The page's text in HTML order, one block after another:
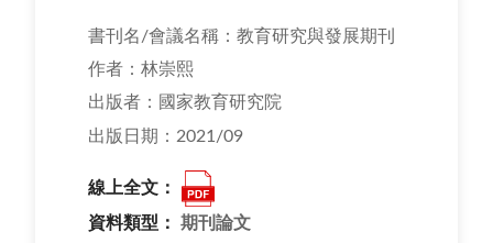
書刊名/會議名稱：教育研究與發展期刊
作者：林崇熙
出版者：國家教育研究院
出版日期：2021/09
線上全文：
資料類型： 期刊論文